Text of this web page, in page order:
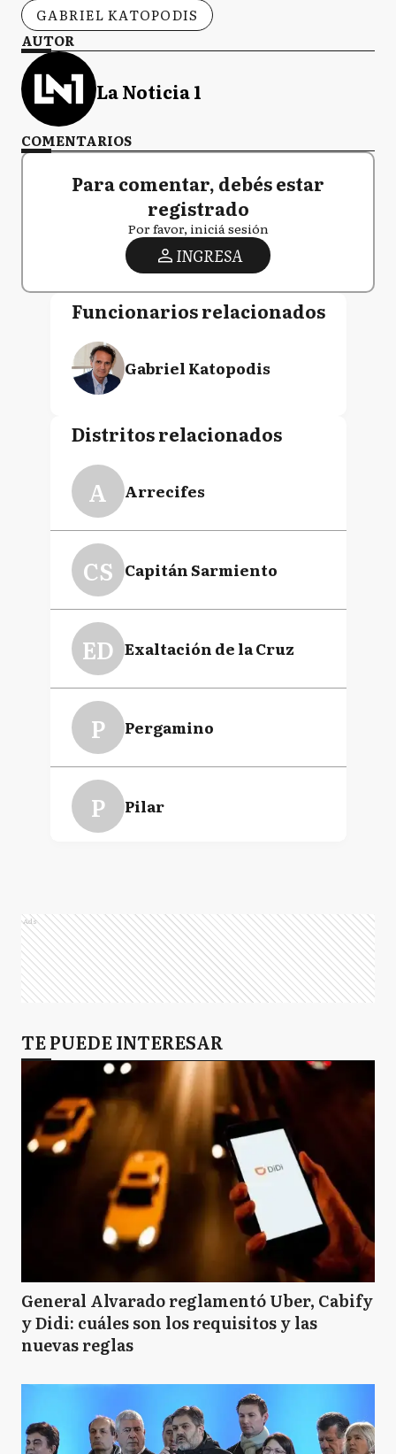
GABRIEL KATOPODIS
AUTOR
La Noticia 1
COMENTARIOS
Para comentar, debés estar
registrado
Por favor, iniciá sesión
INGRESA
Funcionarios relacionados
Gabriel Katopodis
Distritos relacionados
A Arrecifes
CS Capitán Sarmiento
ED Exaltación de la Cruz
P Pergamino
P Pilar
BA Buenos Aires
Ads
TE PUEDE INTERESAR
General Alvarado reglamentó Uber, Cabify
y Didi: cuáles son los requisitos y las
nuevas reglas